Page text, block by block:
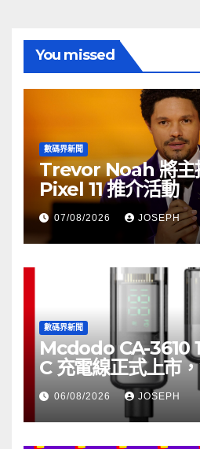
You missed
數碼界新聞
Trevor Noah 將主
Pixel 11 推介活動
07/08/2026 JOSEPH
數碼界新聞
Mcdodo CA-3610
C 充電線正式上市
06/08/2026 JOSEPH